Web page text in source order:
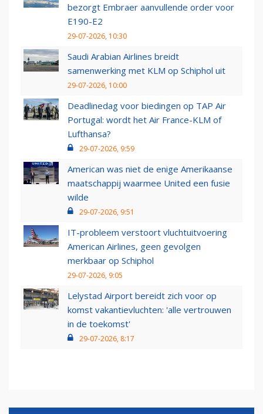
bezorgt Embraer aanvullende order voor
E190-E2
29-07-2026, 10:30
Saudi Arabian Airlines breidt
samenwerking met KLM op Schiphol uit
29-07-2026, 10:00
Deadlinedag voor biedingen op TAP Air
Portugal: wordt het Air France-KLM of
Lufthansa?
29-07-2026, 9:59
American was niet de enige Amerikaanse
maatschappij waarmee United een fusie
wilde
29-07-2026, 9:51
IT-probleem verstoort vluchtuitvoering
American Airlines, geen gevolgen
merkbaar op Schiphol
29-07-2026, 9:05
Lelystad Airport bereidt zich voor op
komst vakantievluchten: 'alle vertrouwen
in de toekomst'
29-07-2026, 8:17